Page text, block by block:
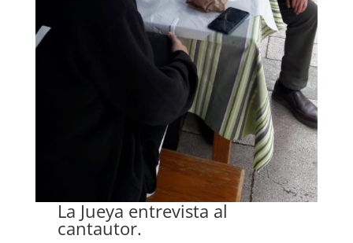
La Jueya entrevista al
cantautor.